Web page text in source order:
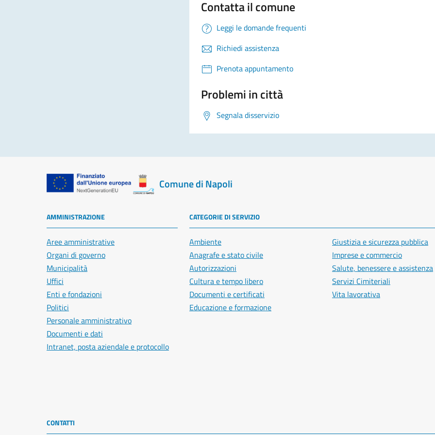
Contatta il comune
Leggi le domande frequenti
Richiedi assistenza
Prenota appuntamento
Problemi in città
Segnala disservizio
Comune di Napoli
AMMINISTRAZIONE
Aree amministrative
Organi di governo
Municipalità
Uffici
Enti e fondazioni
Politici
Personale amministrativo
Documenti e dati
Intranet, posta aziendale e protocollo
CATEGORIE DI SERVIZIO
Ambiente
Anagrafe e stato civile
Autorizzazioni
Cultura e tempo libero
Documenti e certificati
Educazione e formazione
Giustizia e sicurezza pubblica
Imprese e commercio
Salute, benessere e assistenza
Servizi Cimiteriali
Vita lavorativa
CONTATTI